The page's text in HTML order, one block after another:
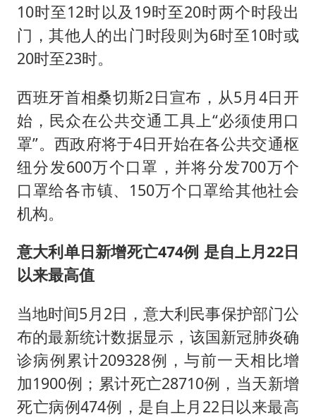
10时至12时以及19时至20时两个时段出
门，其他人的出门时段则为6时至10时或
20时至23时。
西班牙首相桑切斯2日宣布，从5月4日开
始，民众在公共交通工具上“必须使用口
罩”。西政府将于4日开始在各公共交通枢
纽分发600万个口罩，并将分发700万个
口罩给各市镇、150万个口罩给其他社会
机构。
意大利单日新增死亡474例 是自上月22日
以来最高值
当地时间5月2日，意大利民事保护部门公
布的最新统计数据显示，该国新冠肺炎确
诊病例累计209328例，与前一天相比增
加1900例；累计死亡28710例，当天新增
死亡病例474例，是自上月22日以来最高